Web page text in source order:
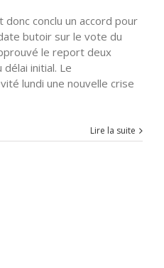
donc conclu un accord pour
butoir sur le vote du
le report deux
initial. Le
lundi une nouvelle crise
Lire la suite